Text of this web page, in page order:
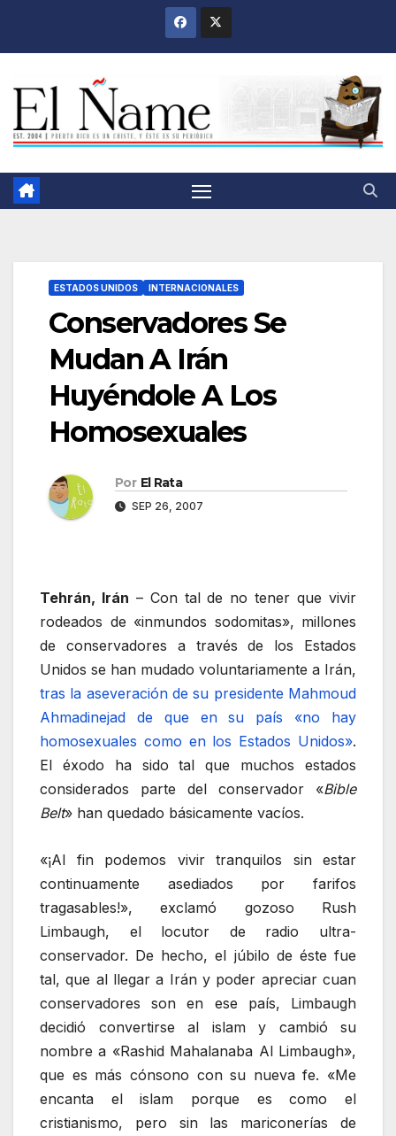
ESTADOS UNIDOS INTERNACIONALES
Conservadores Se
Mudan A Irán
Huyéndole A Los
Homosexuales
Por El Rata
SEP 26, 2007
Tehrán, Irán – Con tal de no tener que vivir
rodeados de «inmundos sodomitas», millones
de conservadores a través de los Estados
Unidos se han mudado voluntariamente a Irán,
tras la aseveración de su presidente Mahmoud
Ahmadinejad de que en su país «no hay
homosexuales como en los Estados Unidos».
El éxodo ha sido tal que muchos estados
considerados parte del conservador «Bible
Belt» han quedado básicamente vacíos.
«¡Al fin podemos vivir tranquilos sin estar
continuamente asediados por farifos
tragasables!», exclamó gozoso Rush
Limbaugh, el locutor de radio ultra-
conservador. De hecho, el júbilo de éste fue
tal, que al llegar a Irán y poder apreciar cuan
conservadores son en ese país, Limbaugh
decidió convertirse al islam y cambió su
nombre a «Rashid Mahalanaba Al Limbaugh»,
que es más cónsono con su nueva fe. «Me
encanta el islam porque es como el
cristianismo, pero sin las mariconerías de